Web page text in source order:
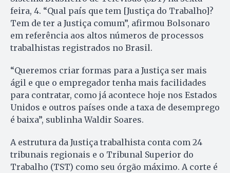
feira, 4. “Qual país que tem [Justiça do Trabalho]?
Tem de ter a Justiça comum”, afirmou Bolsonaro
em referência aos altos números de processos
trabalhistas registrados no Brasil.
“Queremos criar formas para a Justiça ser mais
ágil e que o empregador tenha mais facilidades
para contratar, como já acontece hoje nos Estados
Unidos e outros países onde a taxa de desemprego
é baixa”, sublinha Waldir Soares.
A estrutura da Justiça trabalhista conta com 24
tribunais regionais e o Tribunal Superior do
Trabalho (TST) como seu órgão máximo. A corte é